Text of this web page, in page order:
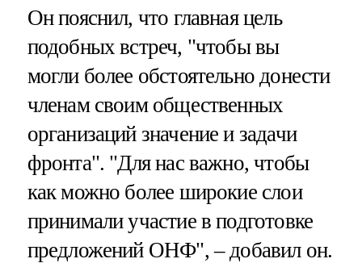
Он пояснил, что главная цель
подобных встреч, "чтобы вы
могли более обстоятельно донести
членам своим общественных
организаций значение и задачи
фронта". "Для нас важно, чтобы
как можно более широкие слои
принимали участие в подготовке
предложений ОНФ", – добавил он.